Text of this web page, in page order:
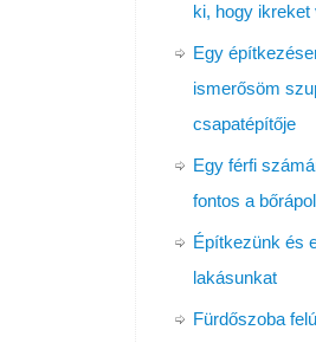
ki, hogy ikreket
Egy
ismerősöm
csapatépítője
Egy férfi
fontos a
Építkezünk és
lakásunkat
Fürdőszoba